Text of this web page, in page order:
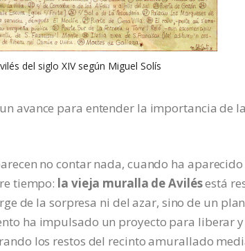
del siglo XIV según Miguel Solís
avance para entender la importancia de
no contar nada, cuando ha
tiempo: la vieja muralla de Avilésestá
de la sorpresa ni del azar, sino de un
ha impulsado un proyecto para liberar
los restos del recinto amurallado